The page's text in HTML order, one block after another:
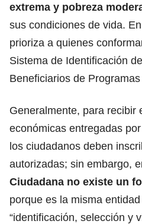
extrema y pobreza
sus condiciones de vida.
prioriza a quienes
Sistema de Identificación
Beneficiarios de
Generalmente, para recibir
económicas entregadas
los ciudadanos deben
autorizadas; sin embargo,
Ciudadana no existe un
porque es la misma
“identificación, selección y